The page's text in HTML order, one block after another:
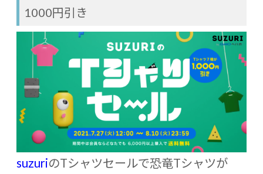
1000円引き
suzuriのTシャツセールで恐竜Tシャツが